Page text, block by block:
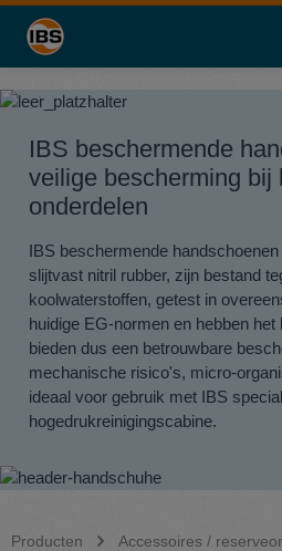
IBS beschermende
veilige bescherming bij
onderdelen
IBS beschermende
slijtvast nitril rubber, zijn bestand
koolwaterstoffen, getest in
huidige EG-normen en hebben het
bieden dus een betrouwbare
mechanische risico's, micro-
ideaal voor gebruik met IBS
hogedrukreinigingscabine.
Producten
Accessoires /